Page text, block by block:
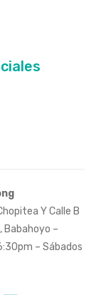
Y Calle B
Babahoyo –
– Sábados